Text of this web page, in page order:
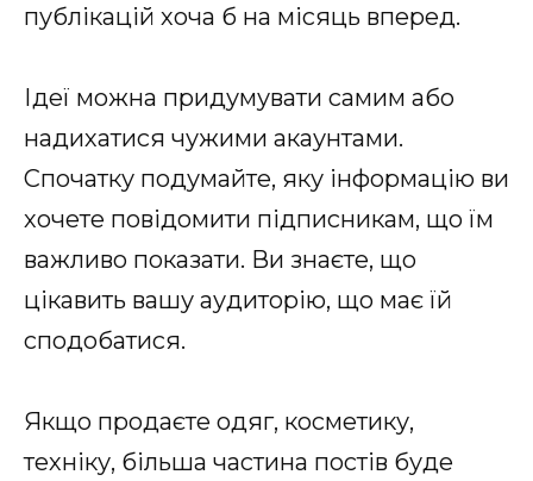
публікацій хоча б на місяць вперед.
Ідеї можна придумувати самим або
надихатися чужими акаунтами.
Спочатку подумайте, яку інформацію ви
хочете повідомити підписникам, що їм
важливо показати. Ви знаєте, що
цікавить вашу аудиторію, що має їй
сподобатися.
Якщо продаєте одяг, косметику,
техніку, більша частина постів буде